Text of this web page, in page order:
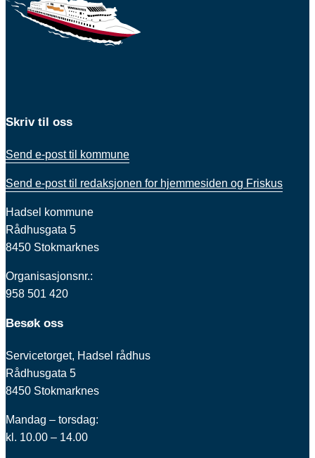
Skriv til oss
Send e-post til kommune
Send e-post til redaksjonen for hjemmesiden og Friskus
Hadsel kommune
Rådhusgata 5
8450 Stokmarknes
Organisasjonsnr.:
958 501 420
Besøk oss
Servicetorget, Hadsel rådhus
Rådhusgata 5
8450 Stokmarknes
Mandag – torsdag:
kl. 10.00 – 14.00